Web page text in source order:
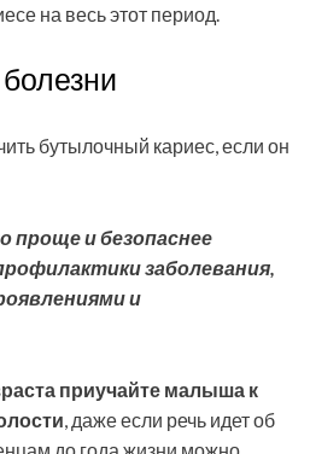
на весь этот период.
бутылочный кариес, если он
проще и безопаснее
заболевания,
и
приучайте малыша к
, даже если речь идет об